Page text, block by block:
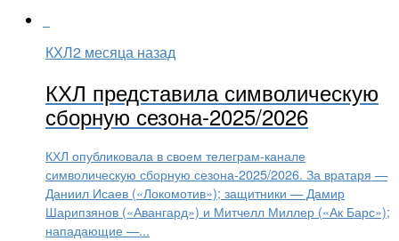
КХЛ2 месяца назад
КХЛ представила символическую
сборную сезона-2025/2026
КХЛ опубликовала в своем телеграм-канале
символическую сборную сезона-2025/2026. За вратаря —
Даниил Исаев («Локомотив»); защитники — Дамир
Шарипзянов («Авангард») и Митчелл Миллер («Ак Барс»);
нападающие —...